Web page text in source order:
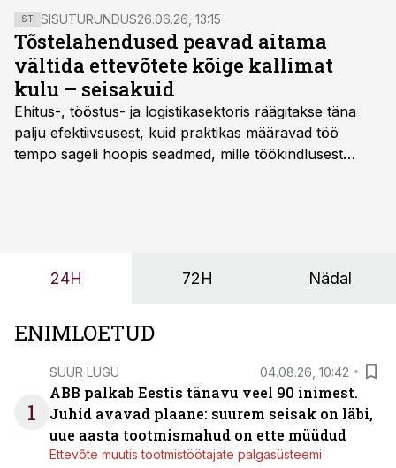
ST SISUTURUNDUS26.06.26, 13:15
Tõstelahendused peavad aitama
vältida ettevõtete kõige kallimat
kulu – seisakuid
Ehitus-, tööstus- ja logistikasektoris räägitakse täna
palju efektiivsusest, kuid praktikas määravad töö
tempo sageli hoopis seadmed, mille töökindlusest
24H 72H Nädal
ENIMLOETUD
1
SUUR LUGU 04.08.26, 10:42
ABB palkab Eestis tänavu veel 90 inimest.
Juhid avavad plaane: suurem seisak on läbi,
uue aasta tootmismahud on ette müüdud
Ettevõte muutis tootmistöötajate palgasüsteemi